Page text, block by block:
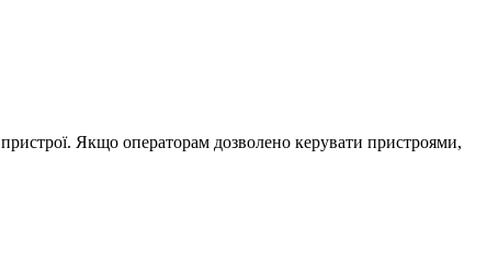
Якщо операторам дозволено керувати пристроями,